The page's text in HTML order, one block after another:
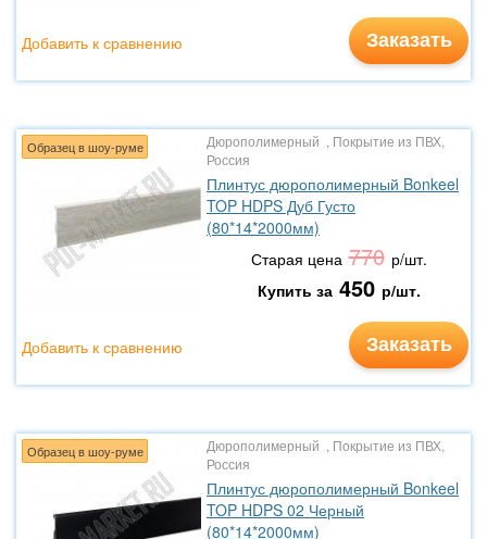
Заказать
Добавить к сравнению
Образец в шоу-руме
Дюрополимерный , Покрытие из ПВХ,
Россия
Плинтус дюрополимерный Bonkeel
TOP HDPS Дуб Густо
(80*14*2000мм)
Старая цена 770 р/шт.
Купить за 450 р/шт.
Заказать
Добавить к сравнению
Образец в шоу-руме
Дюрополимерный , Покрытие из ПВХ,
Россия
Плинтус дюрополимерный Bonkeel
TOP HDPS 02 Черный
(80*14*2000мм)